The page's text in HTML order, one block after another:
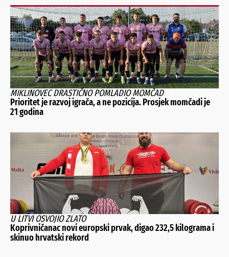
MIKLINOVEC DRASTIČNO POMLADIO MOMČAD
Prioritet je razvoj igrača, a ne pozicija. Prosjek momčadi je
21 godina
U LITVI OSVOJIO ZLATO
Koprivničanac novi europski prvak, digao 232,5 kilograma i
skinuo hrvatski rekord